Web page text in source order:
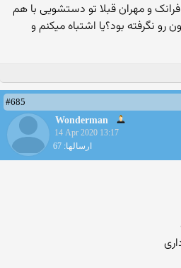
و مهران قبلا تو دستشویی با هم
نگرفته بود؟یا اشتباه میکنم و
#685
Wonderman
14 Apr 2020 13:17
ارسالها: 67